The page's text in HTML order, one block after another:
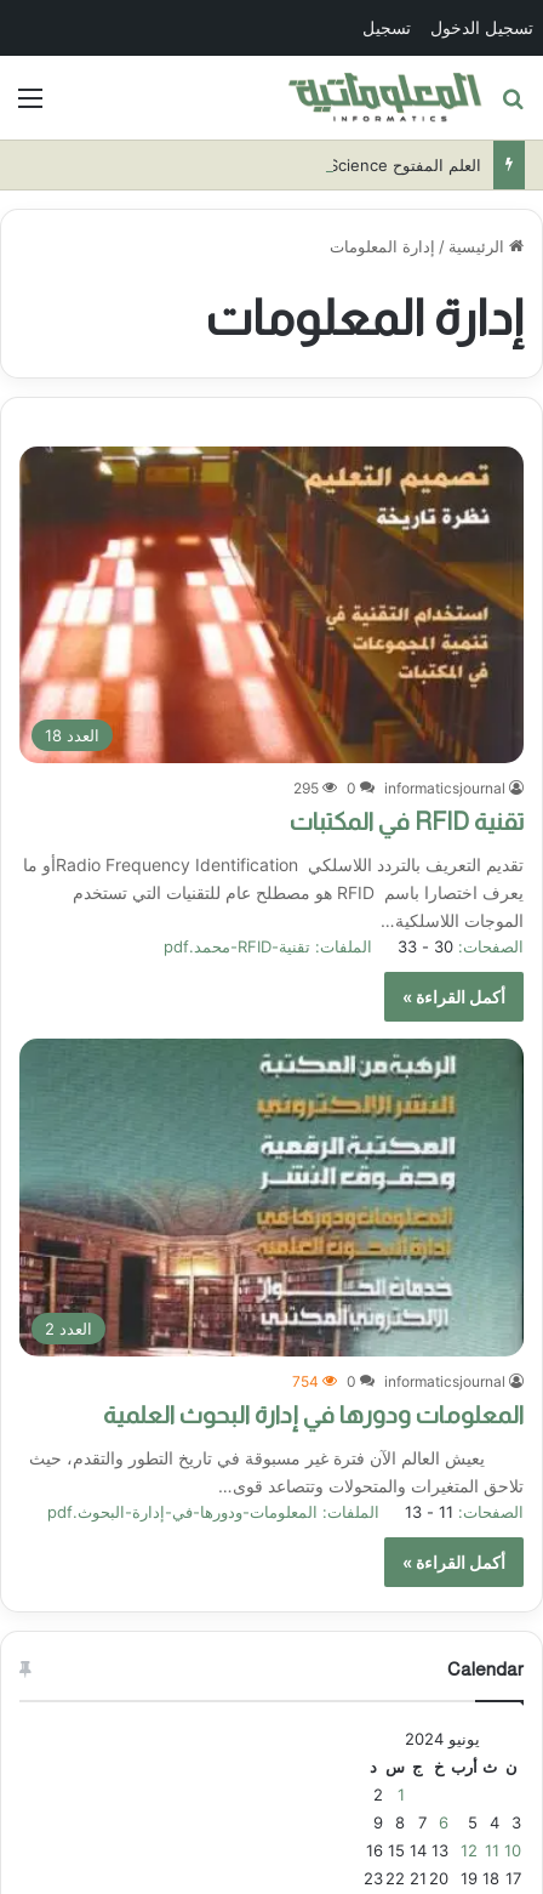
تسجيل الدخول تسجيل
بحث عن
العلم المفتوح Open Science
الرئيسية / إدارة المعلومات
إدارة المعلومات
العدد 18
informaticsjournal
0
295
تقنية RFID في المكتبات
تقديم التعريف بالتردد اللاسلكي Radio Frequency Identificationأو ما
يعرف اختصارا باسم RFID هو مصطلح عام للتقنيات التي تستخدم
الموجات اللاسلكية…
الصفحات: 30 - 33 الملفات: تقنية-RFID-محمد.pdf
أكمل القراءة »
العدد 2
informaticsjournal
0
754
المعلومات ودورها في إدارة البحوث العلمية
يعيش العالم الآن فترة غير مسبوقة في تاريخ التطور والتقدم، حيث
تلاحق المتغيرات والمتحولات وتتصاعد قوى…
الصفحات: 11 - 13 الملفات: المعلومات-ودورها-في-إدارة-البحوث.pdf
أكمل القراءة »
Calendar
يونيو 2024
ن ث أرب خ ج س د
1
2
3
4
5
6
7
8
9
10
11
12
13
14
15
16
17
18
19
20
21
22
23